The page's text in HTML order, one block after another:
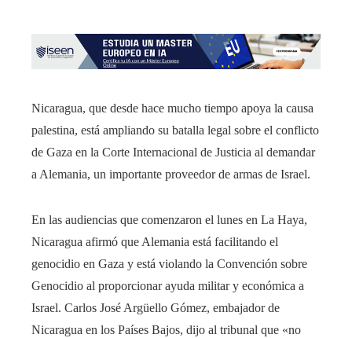
Nicaragua, que desde hace mucho tiempo apoya la causa
palestina, está ampliando su batalla legal sobre el conflicto
de Gaza en la Corte Internacional de Justicia al demandar
a Alemania, un importante proveedor de armas de Israel.
En las audiencias que comenzaron el lunes en La Haya,
Nicaragua afirmó que Alemania está facilitando el
genocidio en Gaza y está violando la Convención sobre
Genocidio al proporcionar ayuda militar y económica a
Israel. Carlos José Argüello Gómez, embajador de
Nicaragua en los Países Bajos, dijo al tribunal que «no